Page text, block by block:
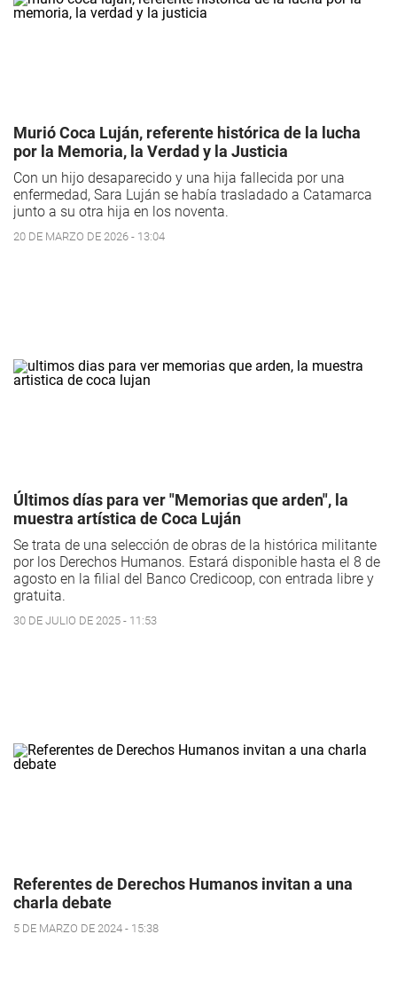
Murió Coca Luján, referente histórica de la lucha
por la Memoria, la Verdad y la Justicia
Con un hijo desaparecido y una hija fallecida por una
enfermedad, Sara Luján se había trasladado a Catamarca
junto a su otra hija en los noventa.
20 DE MARZO DE 2026 - 13:04
Últimos días para ver "Memorias que arden", la
muestra artística de Coca Luján
Se trata de una selección de obras de la histórica militante
por los Derechos Humanos. Estará disponible hasta el 8 de
agosto en la filial del Banco Credicoop, con entrada libre y
gratuita.
30 DE JULIO DE 2025 - 11:53
Referentes de Derechos Humanos invitan a una
charla debate
5 DE MARZO DE 2024 - 15:38